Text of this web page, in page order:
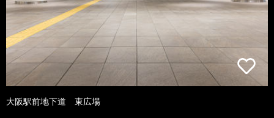
大阪駅前地下道 東広場